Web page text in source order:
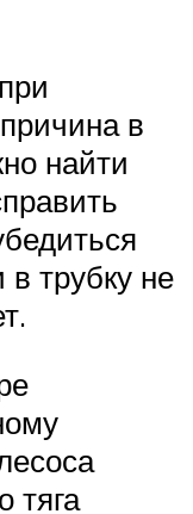
в
найти
трубку не
тяга